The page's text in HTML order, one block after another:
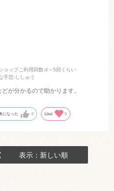
ョップご利用回数:4～5回くらい
手芸:ししゅう
が分かるので助かります。
になった 0 Like! 0
表示：新しい順